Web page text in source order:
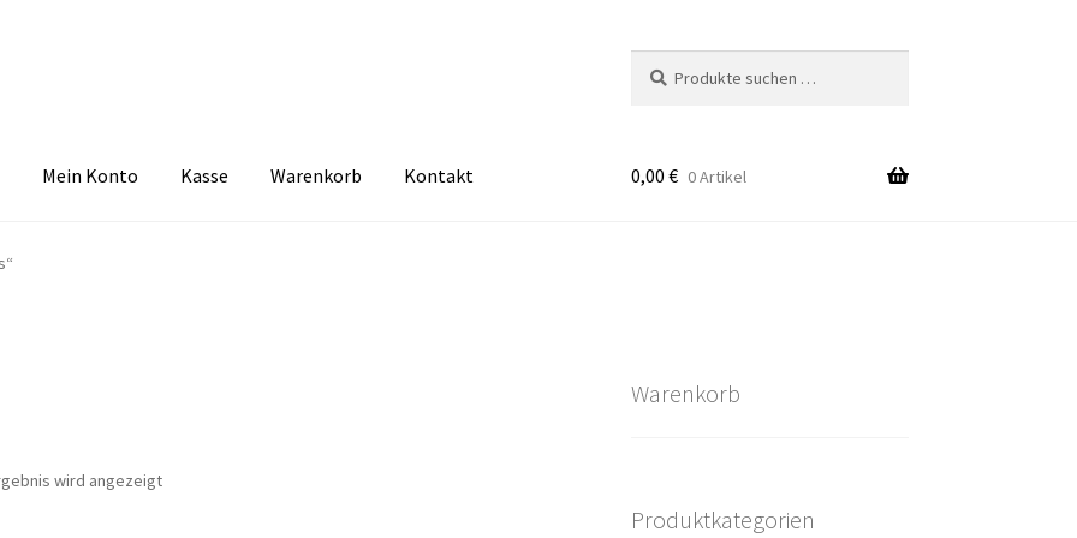
nach:
Mein Konto Kasse Warenkorb Kontakt 0,00 € 0 Artikel
wird angezeigt
Warenkorb
Produktkategorien